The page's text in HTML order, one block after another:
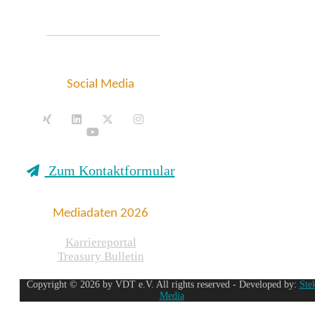
Social Media
Zum Kontaktformular
Mediadaten 2026
Karriereportal
Treasury Bulletin
Copyright © 2026 by VDT e.V. All rights reserved - Developed by:
Media